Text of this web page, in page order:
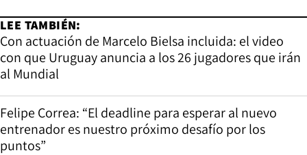
LEE TAMBIÉN:
Con actuación de Marcelo Bielsa incluida: el video
con que Uruguay anuncia a los 26 jugadores que irán
al Mundial
Felipe Correa: “El deadline para esperar al nuevo
entrenador es nuestro próximo desafío por los
puntos”